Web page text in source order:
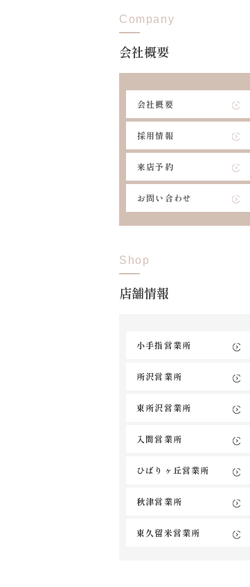
Company
会社概要
会社概要
採用情報
来店予約
お問い合わせ
Shop
店舗情報
小手指営業所
所沢営業所
東所沢営業所
入間営業所
ひばりヶ丘営業所
秋津営業所
東久留米営業所